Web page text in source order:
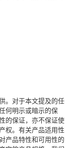
。对于本文提及的任
何明示或暗示的保
的保证，亦不保证使
权。有关产品适用性
产品特性和可用性的